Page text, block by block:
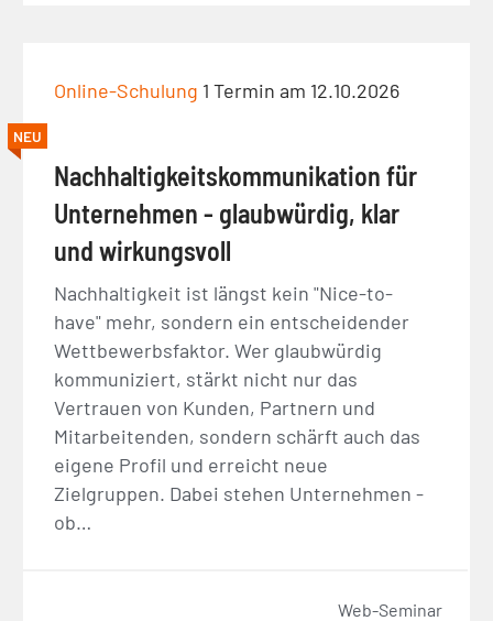
Online-Schulung 1 Termin am 12.10.2026
NEU
Nachhaltigkeitskommunikation für
Unternehmen - glaubwürdig, klar
und wirkungsvoll
Nachhaltigkeit ist längst kein "Nice-to-
have" mehr, sondern ein entscheidender
Wettbewerbsfaktor. Wer glaubwürdig
kommuniziert, stärkt nicht nur das
Vertrauen von Kunden, Partnern und
Mitarbeitenden, sondern schärft auch das
eigene Profil und erreicht neue
Zielgruppen. Dabei stehen Unternehmen -
ob…
Web-Seminar